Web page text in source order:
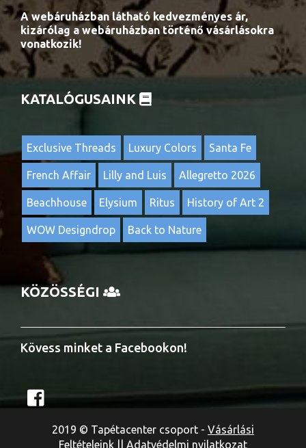
A webáruházban látható kedvezményes ár,
kizárólag a webáruházban történő vásárlásokra
vonatkozik!
KATALÓGUSAINK
Exclusive Threads Luxury Colors Santa Fe
French Affair Lilly and Luis Allegretto 2026
Beachhouse Elysium Ritus History of Art 2
WOW Designdrop Back to Nature
KÖZÖSSÉGI
Kövess minket a Facebookon!
2019 © Tapétacenter csoport - Vásárlási
Feltételeink
Adatvédelmi nyilatkozat